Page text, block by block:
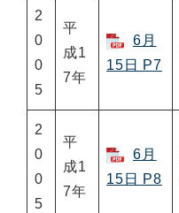
2
0
0
5
平
成1
7年
6月
15日 P7
2
0
0
5
平
成1
7年
6月
15日 P8